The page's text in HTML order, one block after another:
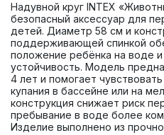
Надувной круг INTEX
безопасный аксессуар для
детей. Диаметр 58 см и
поддерживающей спинкой
положение ребёнка на воде
устойчивость. Модель
4 лет и помогает
купания в бассейне или на
конструкция снижает риск
пребывание в воде более
Изделие выполнено из